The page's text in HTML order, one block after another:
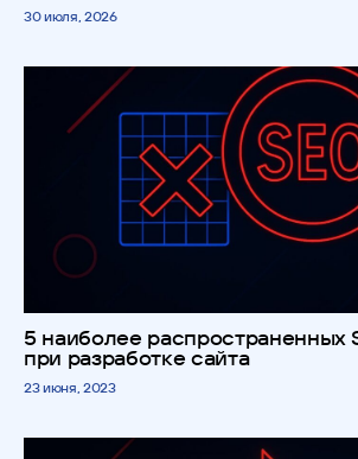
30 июля, 2026
5 наиболее распространенных
при разработке сайта
23 июня, 2023